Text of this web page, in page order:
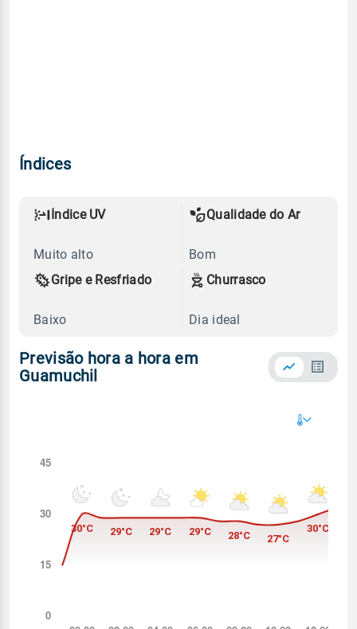
Índices
Índice UV
Muito alto
Qualidade do Ar
Bom
Gripe e Resfriado
Baixo
Churrasco
Dia ideal
Previsão hora a hora em
Guamuchil